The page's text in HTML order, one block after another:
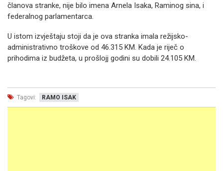
članova stranke, nije bilo imena Arnela Isaka, Raminog sina, i
federalnog parlamentarca.
U istom izvještaju stoji da je ova stranka imala režijsko-
administrativno troškove od 46.315 KM. Kada je riječ o
prihodima iz budžeta, u prošlojj godini su dobili 24.105 KM.
Tagovi: RAMO ISAK